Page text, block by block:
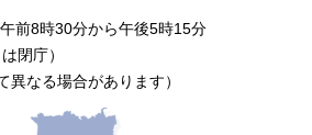
前8時30分から午後5時15分
閉庁）
異なる場合があります）